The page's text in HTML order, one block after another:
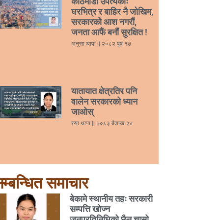
घरभित्र र बाहिर नै जोखिम,
सरकारको आश नगरौं,
जनता आफैं बनौं सुरक्षित !
अनुसा थापा २०८२ पुष १७
यातायात क्षेत्रतिर पनि
वालेन सरकारको ध्यान
जाओस्
रुषा थापा २०८३ बैशाख २४
समाचार
बेकामे स्थानीय तहः सरकारी
सम्पत्ति खोज्न